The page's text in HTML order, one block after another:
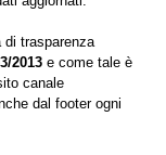
di trasparenza
2013 e come tale è
canale
dal footer ogni